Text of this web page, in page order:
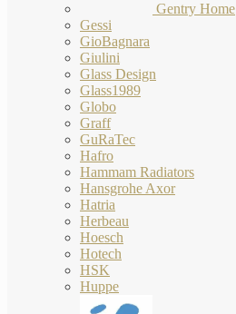
Gentry Home
Gessi
GioBagnara
Giulini
Glass Design
Glass1989
Globo
Graff
GuRaTec
Hafro
Hammam Radiators
Hansgrohe Axor
Hatria
Herbeau
Hoesch
Hotech
HSK
Huppe